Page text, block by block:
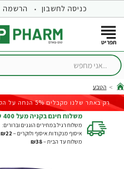
כניסה לחשבון הרשמה
...אני
home
הטבע
רק באתר שלנו מקבלים 5% הנחה על הקנייה הבאה |
משלוח חינם בקניה מעל 400 ש"ח | דרך איפוסט עד 5 ק"ג
משלוח רגיל במחירים הוגנים וברורים:
איסוף מנקודות איסוף ולוקרים – ₪22
משלוח עד הבית –₪38